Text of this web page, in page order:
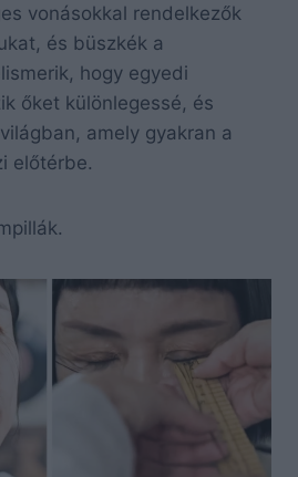
vonásokkal rendelkezők
és büszkék a
hogy egyedi
őket különlegessé, és
amely gyakran a
előtérbe.